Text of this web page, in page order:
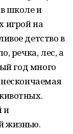
школе и
игрой на
детство в
речка, лес, а
год много
и
жизнью.